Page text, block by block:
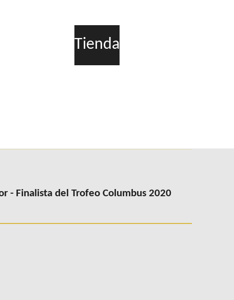
Tienda
- Finalista del Trofeo Columbus 2020